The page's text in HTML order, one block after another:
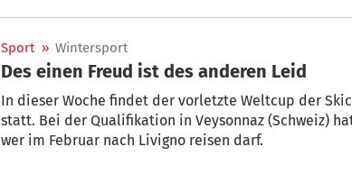
Sport » Wintersport
Des einen Freud ist des anderen Leid
In dieser Woche findet der vorletzte Weltcup der
statt. Bei der Qualifikation in Veysonnaz (Schweiz)
wer im Februar nach Livigno reisen darf.